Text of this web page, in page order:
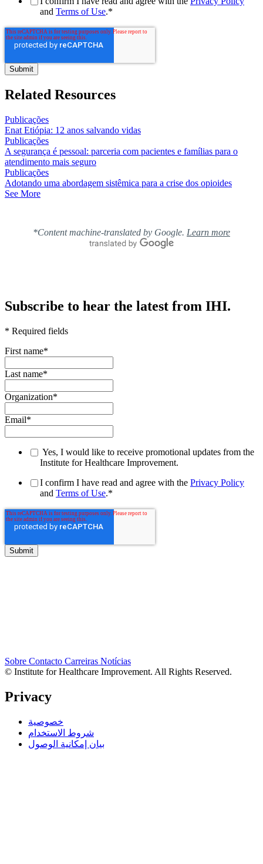
and Terms of Use.*
Related Resources
Publicações
Enat Etiópia: 12 anos salvando vidas
Publicações
A segurança é pessoal: parceria com pacientes e famílias para o
atendimento mais seguro
Publicações
Adotando uma abordagem sistêmica para a crise dos opioides
See More
*Content machine-translated by Google. Learn more
Subscribe to hear the latest from IHI.
* Required fields
First name*
Last name*
Organization*
Email*
Yes, I would like to receive promotional updates from the
Institute for Healthcare Improvement.
I confirm I have read and agree with the Privacy Policy
and Terms of Use.*
Sobre Contacto Carreiras Notícias
© Institute for Healthcare Improvement. All Rights Reserved.
Privacy
خصوصية
شروط الاستخدام
بيان إمكانية الوصول